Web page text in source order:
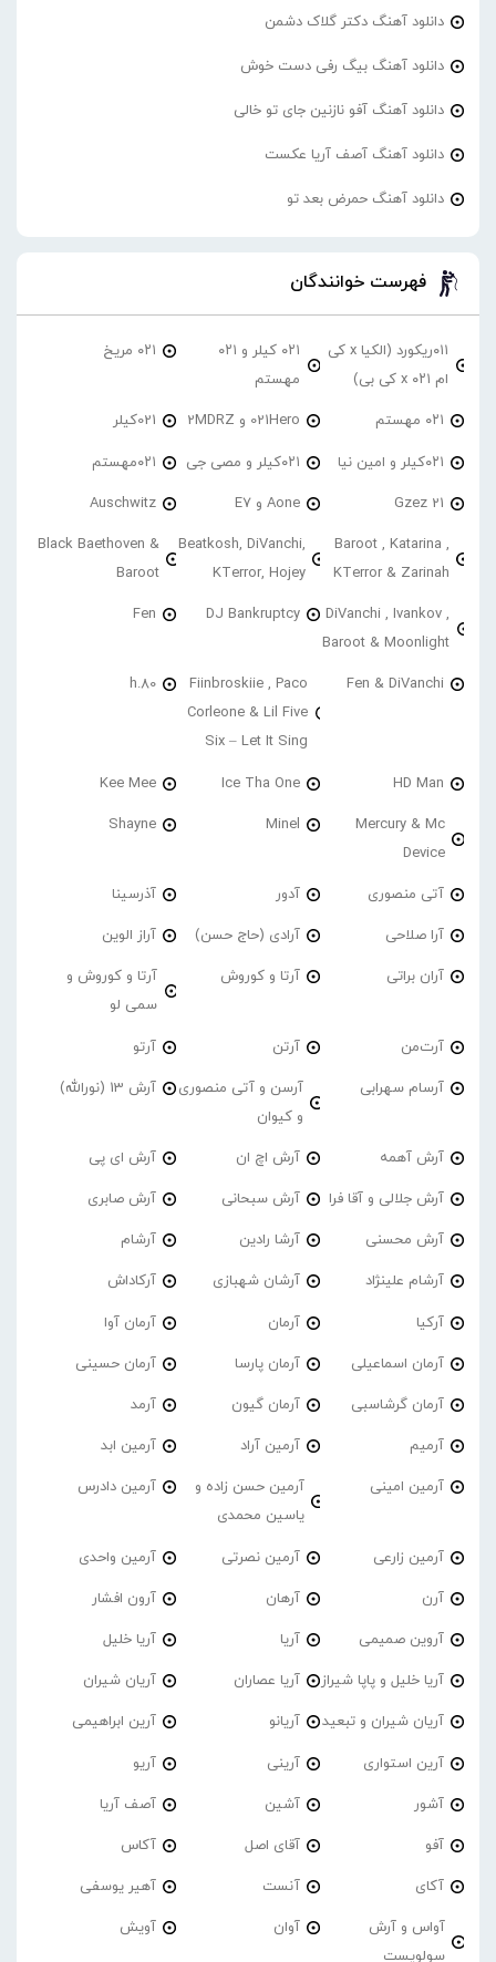
دانلود آهنگ دکتر گلاک دشمن
دانلود آهنگ بیگ رفی دست خوش
دانلود آهنگ آفو نازنین جای تو خالی
دانلود آهنگ آصف آریا عکست
دانلود آهنگ حمرض بعد تو
فهرست خوانندگان
۰۱۱ریکورد (الکیا x کی
ام ۰۲۱ x کی بی)
۰۲۱ کیلر و ۰۲۱
مهستم
۰۲۱ مریخ
۰۲۱ مهستم 021Hero و 2MDRZ 021کیلر
۰۲۱کیلر و امین نیا ۰۲۱کیلر و مصی جی ۰۲۱مهستم
21 Gzez Aone و E7 Auschwitz
Baroot , Katarina ,
KTerror & Zarinah
Beatkosh, DiVanchi,
KTerror, Hojey
Black Baethoven &
Baroot
DiVanchi , Ivankov ,
Baroot & Moonlight
DJ Bankruptcy
Fen
Fen & DiVanchi
Fiinbroskiie , Paco
Corleone & Lil Five
Six – Let It Sing
h.80
HD Man
Ice Tha One
Kee Mee
Mercury & Mc
Device
Minel
Shayne
آتی منصوری آدور آذرسینا
آرا صلاحی آرادی (حاج حسن) آراز الوین
آران براتی آرتا و کوروش
آرتا و کوروش و
سمی لو
آرت‌من آرتن آرتو
آرسام سهرابی
آرسن و آتی منصوری
و کیوان
آرش 13 (نورالله)
آرش آهمه آرش اچ ان آرش ای پی
آرش جلالی و آقا فرا آرش سبحانی آرش صابری
آرش محسنی آرشا رادین آرشام
آرشام علینژاد آرشان شهبازی آرکاداش
آرکیا آرمان آرمان آوا
آرمان اسماعیلی آرمان پارسا آرمان حسینی
آرمان گرشاسبی آرمان گیون آرمد
آرمیم آرمین آراد آرمین ابد
آرمین امینی
آرمین حسن زاده و
یاسین محمدی
آرمین دادرس
آرمین زارعی آرمین نصرتی آرمین واحدی
آرن آرهان آرون افشار
آروین صمیمی آریا آریا خلیل
آریا خلیل و پاپا شیراز آریا عصاران آریان شیران
آریان شیران و تبعید آریانو آرین ابراهیمی
آرین استواری آرینی آریو
آشور آشین آصف آریا
آفو آقای اصل آکاس
آکای آنست آهیر یوسفی
آواس و آرش
سولویست
آوان آویش